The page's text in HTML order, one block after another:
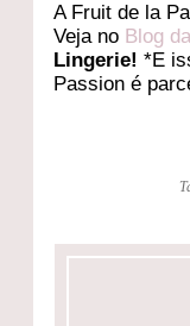
A Fruit de la
Veja no Blog
Lingerie! *E
Passion é